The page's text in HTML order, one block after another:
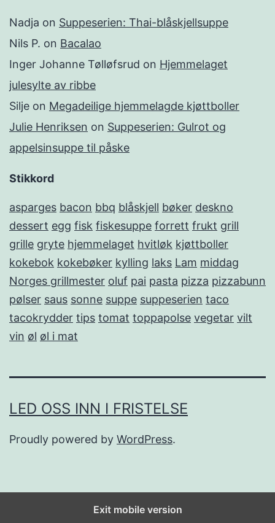
Nadja on Suppeserien: Thai-blåskjellsuppe
Nils P. on Bacalao
Inger Johanne Tølløfsrud on Hjemmelaget
julesylte av ribbe
Silje on Megadeilige hjemmelagde kjøttboller
Julie Henriksen on Suppeserien: Gulrot og
appelsinsuppe til påske
Stikkord
asparges bacon bbq blåskjell bøker deskno
dessert egg fisk fiskesuppe forrett frukt grill
grille gryte hjemmelaget hvitløk kjøttboller
kokebok kokebøker kylling laks Lam middag
Norges grillmester oluf pai pasta pizza pizzabunn
pølser saus sonne suppe suppeserien taco
tacokrydder tips tomat toppapolse vegetar vilt
vin øl øl i mat
LED OSS INN I FRISTELSE
Proudly powered by WordPress.
Exit mobile version